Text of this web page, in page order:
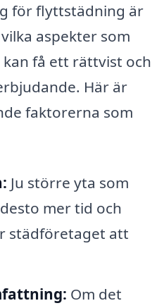
för flyttstädning är
aspekter som
få ett rättvist och
Här är
faktorerna som
Ju större yta som
mer tid och
städföretaget att
Om det